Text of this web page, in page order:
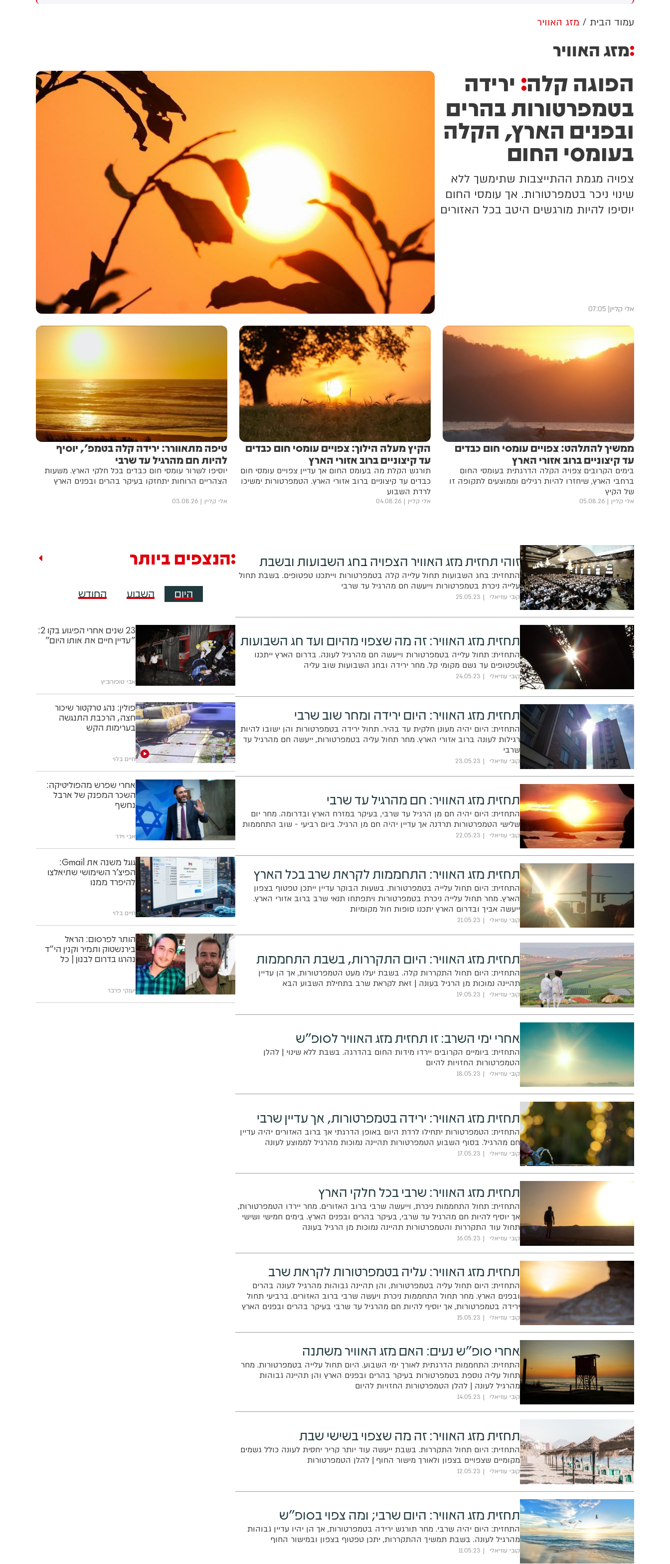
עמוד הבית מזג האוויר
מזג האוויר
הפוגה קלה: ירידה
בטמפרטורות בהרים
ובפנים הארץ, הקלה
בעומסי החום
צפויה מגמת ההתייצבות שתימשך ללא
שינוי ניכר בטמפרטורות. אך עומסי החום
יוסיפו להיות מורגשים היטב בכל האזורים
אלי קליין 07:05
ממשיך להתלהט: צפויים עומסי חום כבדים
עד קיצוניים ברוב אזורי הארץ
בימים הקרובים צפויה הקלה הדרגתית בעומסי החום
ברחבי הארץ, שיחזרו להיות רגילים וממוצעים לתקופה זו
של הקיץ
אלי קליין 05.08.26
הקיץ מעלה הילוך: צפויים עומסי חום כבדים
עד קיצוניים ברוב אזורי הארץ
תורגש הקלת מה בעומס החום אך עדיין צפויים עומסי חום
כבדים עד קיצוניים ברוב אזורי הארץ. הטמפרטורות ימשיכו
לרדת השבוע
אלי קליין 04.08.26
טיפה מתאוורר: ירידה קלה בטמפ', יוסיף
להיות חם מהרגיל עד שרבי
יוסיפו לשרור עומסי חום כבדים בכל חלקי הארץ. משעות
הצהריים הרוחות יתחזקו בעיקר בהרים ובפנים הארץ
אלי קליין 03.08.26
זוהי תחזית מזג האוויר הצפויה בחג השבועות ובשבת
התחזית: בחג השבועות תחול עלייה קלה בטמפרטורות וייתכנו טפטופים. בשבת תחול
עלייה ניכרת בטמפרטורות וייעשה חם מהרגיל עד שרבי
קובי עוזיאלי 25.05.23
תחזית מזג האוויר: זה מה שצפוי מהיום ועד חג השבועות
התחזית: תחול עלייה בטמפרטורות וייעשה חם מהרגיל לעונה. בדרום הארץ ייתכנו
טפטופים עד גשם מקומי קל. מחר ירידה ובחג השבועות שוב עליה
קובי עוזיאלי 24.05.23
תחזית מזג האוויר: היום ירידה ומחר שוב שרבי
התחזית: היום יהיה מעונן חלקית עד בהיר. תחול ירידה בטמפרטורות והן ישובו להיות
רגילות לעונה ברוב אזורי הארץ. מחר תחול עליה בטמפרטורות, ייעשה חם מהרגיל עד
שרבי
קובי עוזיאלי 23.05.23
תחזית מזג האוויר: חם מהרגיל עד שרבי
התחזית: היום יהיה חם מן הרגיל עד שרבי, בעיקר במזרח הארץ ובדרומה. מחר יום
שלישי הטמפרטורות תרדנה אך עדיין יהיה חם מן הרגיל. ביום רביעי - שוב התחממות
קובי עוזיאלי 22.05.23
תחזית מזג האוויר: התחממות לקראת שרב בכל הארץ
התחזית: היום תחול עלייה בטמפרטורות. בשעות הבוקר עדיין ייתכן טפטוף בצפון
הארץ. מחר תחול עלייה ניכרת בטמפרטורות ויתפתחו תנאי שרב ברוב אזורי הארץ.
ייעשה אביך ובדרום הארץ יתכנו סופות חול מקומיות
קובי עוזיאלי 21.05.23
תחזית מזג האוויר: היום התקררות, בשבת התחממות
התחזית: היום תחול התקררות קלה. בשבת יעלו מעט הטמפרטורות, אך הן עדיין
תהיינה נמוכות מן הרגיל בעונה | זאת לקראת שרב בתחילת השבוע הבא
קובי עוזיאלי 19.05.23
אחרי ימי השרב: זו תחזית מזג האוויר לסופ"ש
התחזית: ביומיים הקרובים יירדו מידות החום בהדרגה. בשבת ללא שינוי | להלן
הטמפרטורות החזויות להיום
קובי עוזיאלי 18.05.23
תחזית מזג האוויר: ירידה בטמפרטורות, אך עדיין שרבי
התחזית: הטמפרטורות יתחילו לרדת היום באופן הדרגתי אך ברוב האזורים יהיה עדיין
חם מהרגיל. בסוף השבוע הטמפרטורות תהיינה נמוכות מהרגיל לממוצע לעונה
קובי עוזיאלי 17.05.23
תחזית מזג האוויר: שרבי בכל חלקי הארץ
התחזית: תחול התחממות ניכרת, וייעשה שרבי ברוב האזורים. מחר יירדו הטמפרטורות,
אך יוסיף להיות חם מהרגיל עד שרבי, בעיקר בהרים ובפנים הארץ. בימים חמישי ושישי
תחול עוד התקררות והטמפרטורות תהיינה נמוכות מן הרגיל בעונה
קובי עוזיאלי 16.05.23
תחזית מזג האוויר: עליה בטמפרטורות לקראת שרב
התחזית: היום תחול עליה בטמפרטורות, והן תהיינה גבוהות מהרגיל לעונה בהרים
ובפנים הארץ. מחר תחול התחממות ניכרת ויעשה שרבי ברוב האזורים. ברביעי תחול
ירידה בטמפרטורות, אך יוסיף להיות חם מהרגיל עד שרבי בעיקר בהרים ובפנים הארץ
קובי עוזיאלי 15.05.23
אחרי סופ"ש נעים: האם מזג האוויר משתנה
התחזית: התחממות הדרגתית לאורך ימי השבוע. היום תחול עלייה בטמפרטורות. מחר
תחול עליה נוספת בטמפרטורות בעיקר בהרים ובפנים הארץ והן תהיינה גבוהות
מהרגיל לעונה | להלן הטמפרטורות החזויות להיום
קובי עוזיאלי 14.05.23
תחזית מזג האוויר: זה מה שצפוי בשישי שבת
התחזית: היום תחול התקררות. בשבת ייעשה עוד יותר קריר יחסית לעונה כולל גשמים
מקומיים שצפויים בצפון ולאורך מישור החוף | להלן הטמפרטורות
קובי עוזיאלי 12.05.23
תחזית מזג האוויר: היום שרבי; ומה צפוי בסופ"ש
התחזית: היום יהיה שרבי. מחר תורגש ירידה בטמפרטורות, אך הן יהיו עדיין גבוהות
מהרגיל לעונה. בשבת תמשיך ההתקררות, יתכן טפטוף בצפון ובמישור החוף
קובי עוזיאלי 11.05.23
הנצפים ביותר
היום השבוע החודש
23 שנים אחרי הפיגוע בקו 2:
"עדיין חיים את אותו היום"
אבי טופורוביץ
פולין: נהג טרקטור שיכור
חצה, הרכבת התנגשה
בערימות הקש
חיים בלוי
אחרי שפרש מהפוליטיקה:
השכר המפנק של ארבל
נחשף
אבי וידר
גוגל משנה את Gmail:
הפיצ'ר השימושי שתיאלצו
להיפרד ממנו
חיים בלוי
הותר לפרסום: הראל
בירנשטוק ותמיר וקנין הי"ד
נהרגו בדרום לבנון | כל
יענקי פרבר